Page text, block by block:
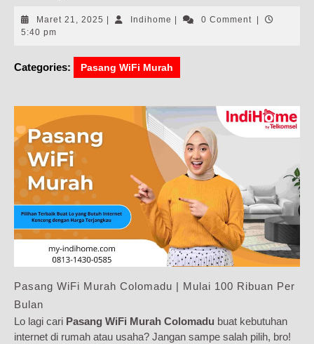
Maret 21, 2025 Maret
Indihome Indihome0 Comment
5:40 pm
Categories: Pasang WiFi Murah
Pasang WiFi Murah Colomadu | Mulai 100 Ribuan Per
Bulan
Lo lagi cari Pasang WiFi Murah Colomadu buat kebutuhan
internet di rumah atau usaha? Jangan sampe salah pilih, bro!